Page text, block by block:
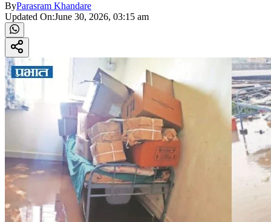
ByParasram Khandare
Updated On:June 30, 2026, 03:15 am